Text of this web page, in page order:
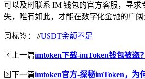
可以及时联系 IM 钱包的官方客服，寻
失，唯有如此，才能在数字化金融的广阔
标签： #USDT余额不足
上一篇imtoken下载-imToken钱包被盗
下一篇imtoken官方-探秘imToken，为